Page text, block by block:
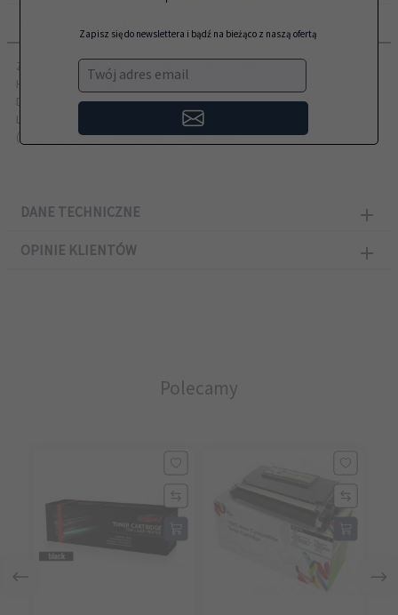
Zamiennik BROTHER przeznaczony do modeli:
HL-L6250DN, HL-L6300DW, HL-L6300DWT, HL-L6400DW, HL-L6400DWT,
DCP-L6600DW, MFC-L6800DW, MFC-L6800DWT, MFC-L6900DW, MFC-
L6900DWT
(TN3500,TN3512) o wydajności 12000 stron
DANE TECHNICZNE
OPINIE KLIENTÓW
Polecamy
Zapisz się do newslettera i bądź na bieżąco z naszą ofertą
Twój adres email